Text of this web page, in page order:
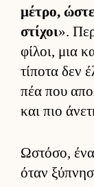
μέτρο,
στίχοι».
φίλοι, μια
τίποτα δεν
πέα που
και πιο
Ωστόσο,
όταν